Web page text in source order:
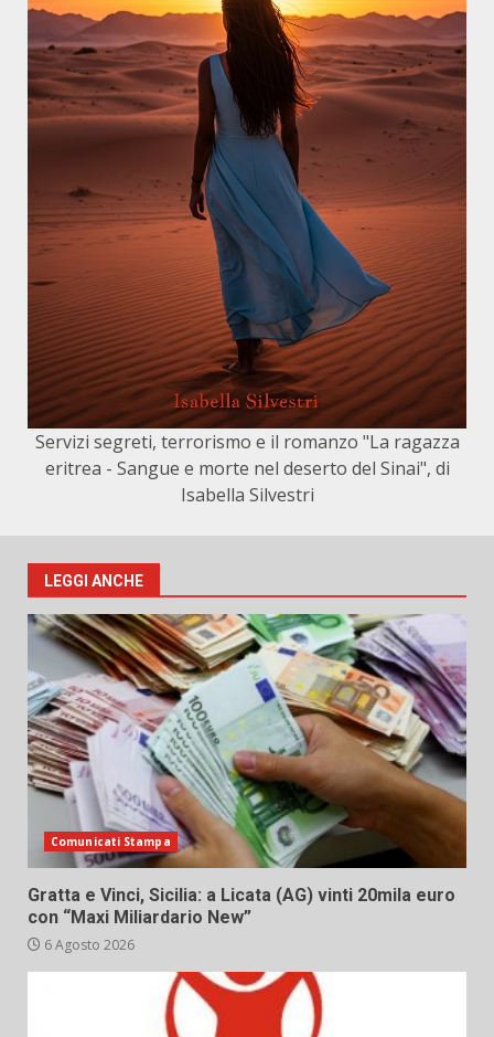
Servizi segreti, terrorismo e il romanzo "La ragazza
eritrea - Sangue e morte nel deserto del Sinai", di
Isabella Silvestri
LEGGI ANCHE
Comunicati Stampa
Gratta e Vinci, Sicilia: a Licata (AG) vinti 20mila euro
con “Maxi Miliardario New”
6 Agosto 2026